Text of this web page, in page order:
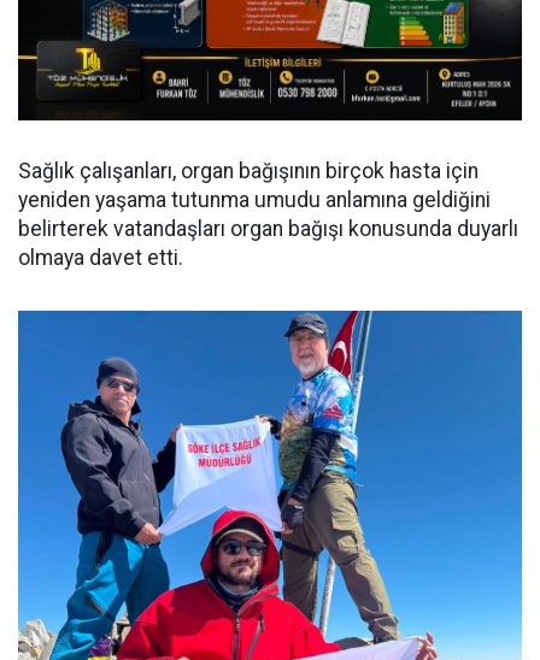
Sağlık çalışanları, organ bağışının birçok hasta için
yeniden yaşama tutunma umudu anlamına geldiğini
belirterek vatandaşları organ bağışı konusunda duyarlı
olmaya davet etti.